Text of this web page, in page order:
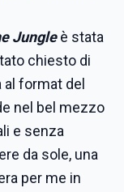
Jungleè stata
chiesto di
format del
nel bel mezzo
e senza
da sole, una
per me in